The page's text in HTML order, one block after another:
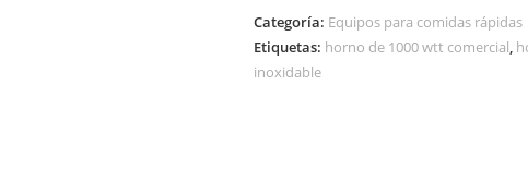
Categoría: Equipos para comidas rápidas
Etiquetas: horno de 1000 wtt comercial,
inoxidable